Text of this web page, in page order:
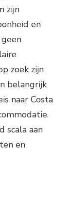
zijn
en
zoek zijn
belangrijk
naar Costa
scala aan
en